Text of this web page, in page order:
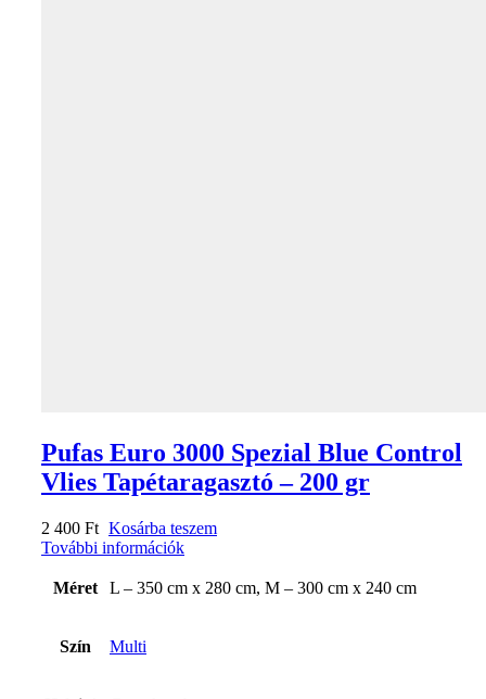
Pufas Euro 3000 Spezial Blue Control
Vlies Tapétaragasztó – 200 gr
2 400 Ft Kosárba teszem
További információk
Méret L – 350 cm x 280 cm, M – 300 cm x 240 cm
Szín Multi